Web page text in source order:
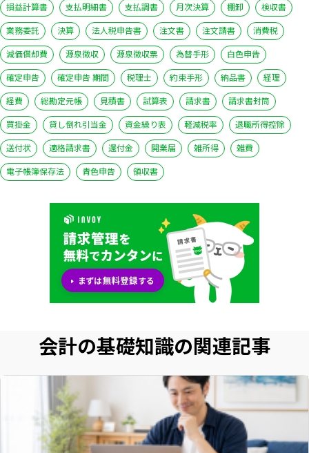
損益計算書
支払明細書 支払調書 月次決算 棚卸
検収書
業務委託
決算 法人税申告書 注文書 注文請書
消費税
減価償却費
源泉徴収 源泉徴収票 為替手形
白色申告
確定申告
確定申告 期間 税理士 約束手形 納品書
経理
経費
総勘定元帳 見積書 試算表 請求書
請求書封筒
買掛金
貸し倒れ引当金 資金繰り表 軽減税率
退職所得控除
送付状
適格請求書 還付金 開業届 雑所得
雑費
電子帳簿保存法
青色申告 領収書
会計の基礎知識の関連記事